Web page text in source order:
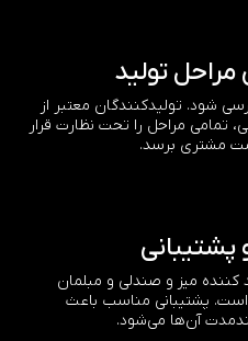
تولید
شود. تولیدکنندگان معتبر از
تمامی مراحل را تحت نظارت قرار
مشتری برسد.
کننده میز و صندلی و مبلمان
پشتیبانی مناسب باعث
آن‌ها می‌شود.